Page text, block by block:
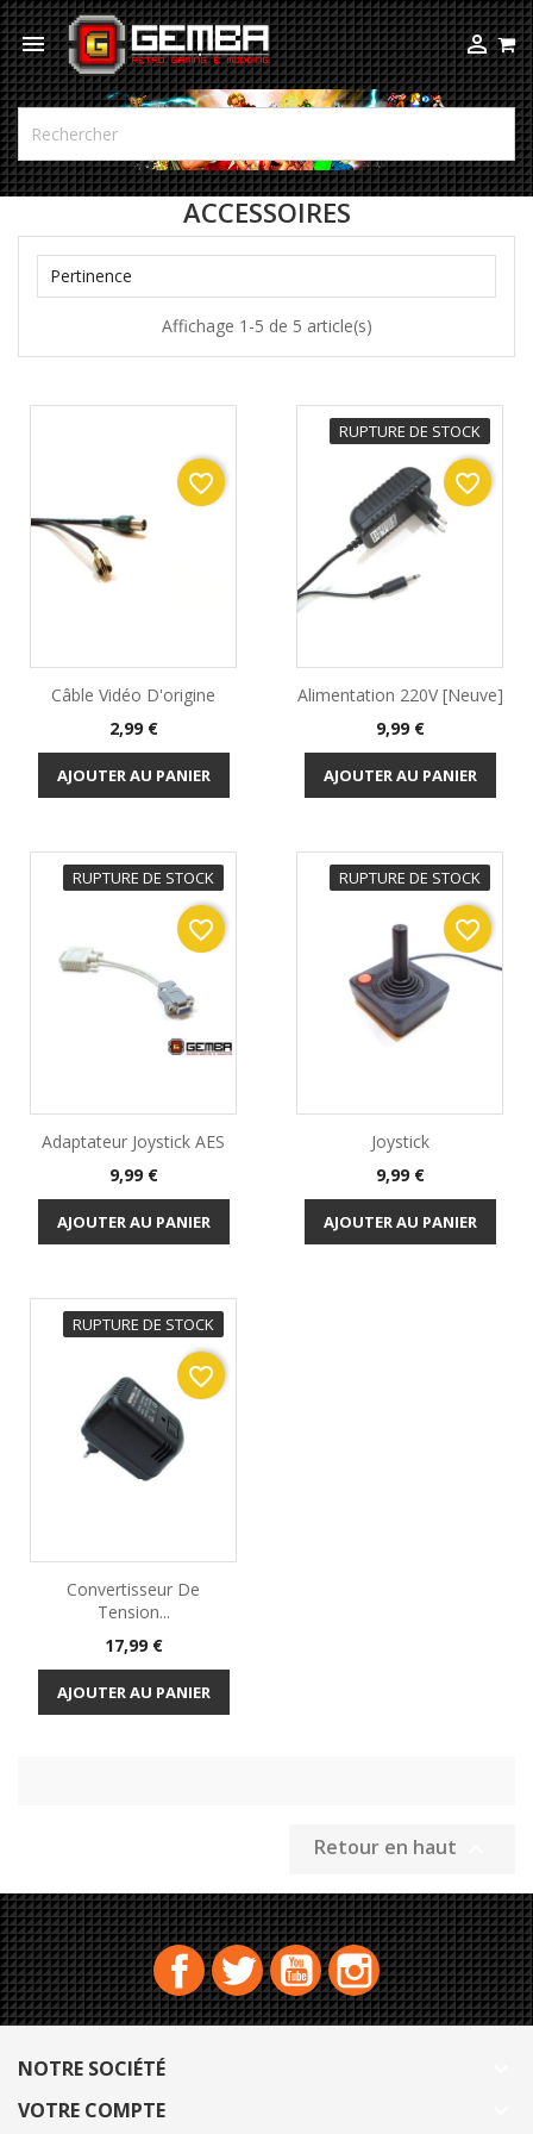
 
ACCESSOIRES
Pertinence
Affichage 1-5 de 5 article(s)
Câble Vidéo D'origine
Prix
2,99 €
AJOUTER AU PANIER
favorite_border
RUPTURE DE STOCK
Alimentation 220V [Neuve]
Prix
9,99 €
AJOUTER AU PANIER
favorite_border
RUPTURE DE STOCK
Adaptateur Joystick AES
Prix
9,99 €
AJOUTER AU PANIER
favorite_border
RUPTURE DE STOCK
Joystick
Prix
9,99 €
AJOUTER AU PANIER
favorite_border
RUPTURE DE STOCK
Convertisseur De
Tension...
Prix
17,99 €
AJOUTER AU PANIER
favorite_border
Retour en haut
FacebookTwitterYouTubeInstagram
NOTRE SOCIÉTÉ
VOTRE COMPTE